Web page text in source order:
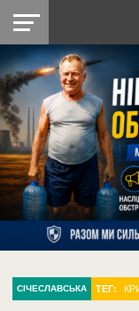
НІКОПОЛЬ
РАЙОН
СІЧЕСЛАВСЬКА
УКРАЇНА
РЕТРО
НІКОПОЛЬ
ЛАЙТ
УКРАЇНА
ДОПОМОГА
РАДІО
СІЧЕСЛАВСЬКА ТЕГ: